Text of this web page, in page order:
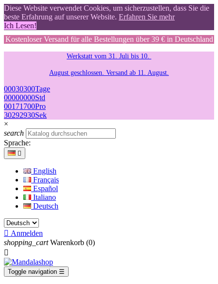
Diese Website verwendet Cookies, um sicherzustellen, dass Sie die
beste Erfahrung auf unserer Website. Erfahren Sie mehr
Ich Lesen!
Kostenloser Versand für alle Bestellungen über 39 € in Deutschland
Werkstatt vom 31. Juli bis 10.
August geschlossen. Versand ab 11. August.
00030300Tage
00000000Std
00171700Pro
30292930Sek
×
search
Sprache:

English
Français
Español
Italiano
Deutsch
 Anmelden
shopping_cart Warenkorb (0)

Toggle navigation ☰